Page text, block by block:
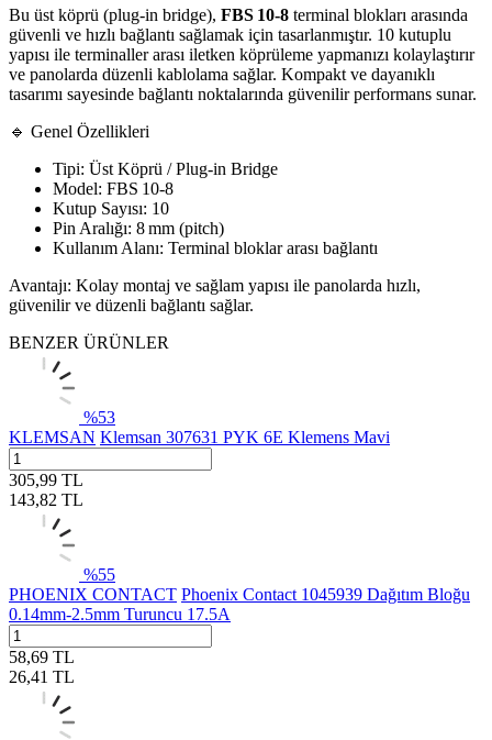
Bu üst köprü (plug‑in bridge), FBS 10‑8 terminal blokları arasında
güvenli ve hızlı bağlantı sağlamak için tasarlanmıştır. 10 kutuplu
yapısı ile terminaller arası iletken köprüleme yapmanızı kolaylaştırır
ve panolarda düzenli kablolama sağlar. Kompakt ve dayanıklı
tasarımı sayesinde bağlantı noktalarında güvenilir performans sunar.
🔹 Genel Özellikleri
Tipi: Üst Köprü / Plug‑in Bridge
Model: FBS 10‑8
Kutup Sayısı: 10
Pin Aralığı: 8 mm (pitch)
Kullanım Alanı: Terminal bloklar arası bağlantı
Avantajı: Kolay montaj ve sağlam yapısı ile panolarda hızlı,
güvenilir ve düzenli bağlantı sağlar.
BENZER ÜRÜNLER
%53
KLEMSAN Klemsan 307631 PYK 6E Klemens Mavi
305,99 TL
143,82 TL
%55
PHOENIX CONTACT Phoenix Contact 1045939 Dağıtım Bloğu
0.14mm-2.5mm Turuncu 17.5A
58,69 TL
26,41 TL